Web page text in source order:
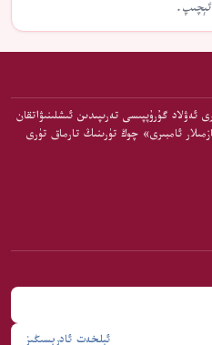
ئېچىپ.
ئەۋلاد گۇرۇپپىسى تەرىپىدىن ئىشلىنىۋاتقان
ئامبىرى» چوڭ تۈرىنىڭ تارماق تۈرى